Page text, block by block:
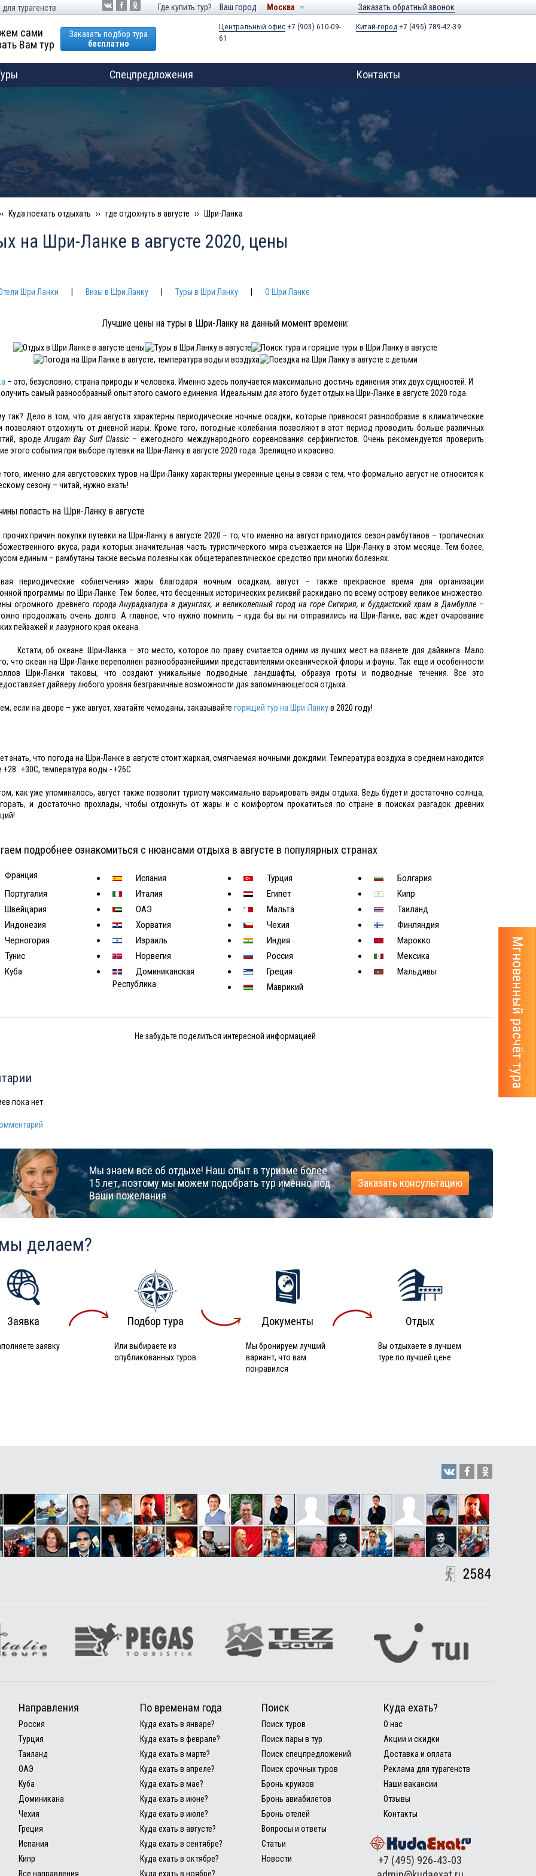
Мгновенный расчёт тура
турагенств Где купить тур? Ваш город Москва Заказать обратный звонок
сами
Вам тур
Заказать подбор тура
бесплатно
Центральный офис+7 (903) 610-09-
61
Китай-город+7 (495) 789-42-39
Спецпредложения Контакты
Куда поехать отдыхать где отдохнуть в августе Шри-Ланка
на Шри-Ланке в августе 2020, цены
Шри Ланки Визы в Шри Ланку Туры в Шри Ланку О Шри Ланке
Лучшие цены на туры в Шри-Ланку на данный момент времени:
– это, безусловно, страна природы и человека. Именно здесь получается максимально достичь единения этих двух сущностей. И
самый разнообразный опыт этого самого единения. Идеальным для этого будет отдых на Шри-Ланке в августе 2020 года.
так? Дело в том, что для августа характерны периодические ночные осадки, которые привносят разнообразие в климатические
позволяют отдохнуть от дневной жары. Кроме того, погодные колебания позволяют в этот период проводить больше различных
вродеArugam Bay Surf Classic – ежегодного международного соревнования серфингистов. Очень рекомендуется проверить
этого события при выборе путевки на Шри-Ланку в августе 2020 года. Зрелищно и красиво.
именно для августовских туров на Шри-Ланку характерны умеренные цены в связи с тем, что формально август не относится к
сезону – читай, нужно ехать!
попасть на Шри-Ланку в августе
причин покупки путевки на Шри-Ланку в августе 2020 – то, что именно на август приходится сезон рамбутанов – тропических
вкуса, ради которых значительная часть туристического мира съезжается на Шри-Ланку в этом месяце. Тем более,
единым – рамбутаны также весьма полезны как общетерапевтическое средство при многих болезнях.
периодические «облегчения» жары благодаря ночным осадкам, август – также прекрасное время для организации
программы по Шри-Ланке. Тем более, что бесценных исторических реликвий раскидано по всему острову великое множество.
огромного древнего города Анурадхапура в джунглях, и великолепный город на горе Cигирия, и буддистский храм в Дамбулле –
продолжать очень долго. А главное, что нужно помнить – куда бы вы ни отправились на Шри-Ланке, вас ждет очарование
пейзажей и лазурного края океана.
Кстати, об океане. Шри-Ланка – это место, которое по праву считается одним из лучших мест на планете для дайвинга. Мало
что океан на Шри-Ланке переполнен разнообразнейшими представителями океанической флоры и фауны. Так еще и особенности
Шри-Ланки таковы, что создают уникальные подводные ландшафты, образуя гроты и подводные течения. Все это
дайверу любого уровня безграничные возможности для запоминающегося отдыха.
если на дворе – уже август, хватайте чемоданы, заказывайте горящий тур на Шри-Ланкув 2020 году!
знать, что погода на Шри-Ланке в августе стоит жаркая, смягчаемая ночными дождями. Температура воздуха в среднем находится
+28…+30С, температура воды - +26С.
как уже упоминалось, август также позволит туристу максимально варьировать виды отдыха. Ведь будет и достаточно солнца,
и достаточно прохлады, чтобы отдохнуть от жары и с комфортом прокатиться по стране в поисках разгадок древних
подробнее ознакомиться с нюансами отдыха в августе в популярных странах
Франция Испания Турция
Болгария
Португалия
Италия Египет
Кипр
Швейцария
ОАЭ Мальта
Таиланд
Индонезия
Хорватия Чехия
Финляндия
Черногория
Израиль Индия
Марокко
Тунис
Норвегия Россия
Мексика
Куба
Доминиканская
Республика
Греция
Мальдивы
Маврикий
Не забудьте поделиться интересной информацией
пока нет
Мы знаем всё об отдыхе! Наш опыт в туризме более
15 лет, поэтому мы можем подобрать тур именно под
Ваши пожелания
Заказать консультацию
делаем?
Заявка
заявку
Подбор тура
Или выбираете из
опубликованных туров
Документы
Мы бронируем лучший
вариант, что вам
понравился
Отдых
Вы отдыхаете в лучшем
туре по лучшей цене
Направления
Россия
Турция
Таиланд
ОАЭ
Куба
Доминикана
Чехия
Греция
Испания
Кипр
Все направления
По временам года
Куда ехать в январе?
Куда ехать в феврале?
Куда ехать в марте?
Куда ехать в апреле?
Куда ехать в мае?
Куда ехать в июне?
Куда ехать в июле?
Куда ехать в августе?
Куда ехать в сентябре?
Куда ехать в октябре?
Куда ехать в ноябре?
Поиск
Поиск туров
Поиск пары в тур
Поиск спецпредложений
Поиск срочных туров
Бронь круизов
Бронь авиабилетов
Бронь отелей
Вопросы и ответы
Статьи
Новости
Куда ехать?
О нас
Акции и скидки
Доставка и оплата
Реклама для турагенств
Наши вакансии
Отзывы
Контакты
+7 (495) 926‑43‑03